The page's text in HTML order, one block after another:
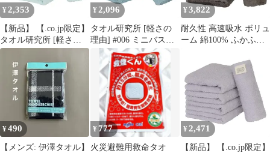
¥ 2,353
【新品】 【.co.jp限定】
タオル研究所 [軽さの
理由] #006 フェイスタ
オル ライトグリーン 白
緑色 5枚セット 速乾 薄
手 絞りやすい 高速吸水
耐久性 綿100% 305GSM
JapanTechnology
¥ 2,096
タオル研究所 [軽さの
理由] #006 ミニバスタ
オル ブルーグリーン 花
緑青色 3枚セット 速乾
薄手 絞りやすい 高速吸
水 耐久性 綿100%
305GSM
JapanTechnology
¥ 3,822
耐久性 高速吸水 ボリュ
ーム 綿100% ふかふか
480GSM 5枚セット チ
ャコールグレー フェイ
スタオル
JapanTechnology #003 タ
オル研究所
¥490
【メンズ: 伊澤タオル】
¥ 777
火災避難用救命タオ
¥ 2,471
【新品】 【.co.jp限定】